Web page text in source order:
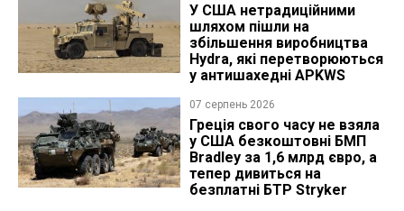
У США нетрадиційними
шляхом пішли на
збільшення виробництва
Hydra, які перетворюються
у антишахедні APKWS
07 серпень 2026
Греція свого часу не взяла
у США безкоштовні БМП
Bradley за 1,6 млрд євро, а
тепер дивиться на
безплатні БТР Stryker